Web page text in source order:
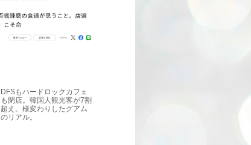
DFSもハードロックカフェ
も閉店。韓国人観光客が7割
超え。様変わりしたグアム
のリアル。